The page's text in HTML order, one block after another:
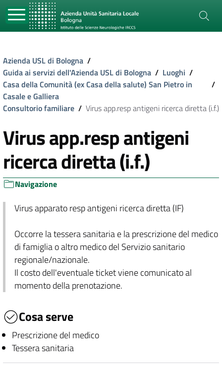
Azienda USL di Bologna /
Guida ai servizi dell'Azienda USL di Bologna / Luoghi /
Casa della Comunità (ex Casa della salute) San Pietro in
Casale e Galliera
/
Consultorio familiare / Virus app.resp antigeni ricerca diretta (i.f.)
Virus app.resp antigeni
ricerca diretta (i.f.)
Navigazione
Virus apparato resp antigeni ricerca diretta (IF)
Occorre la tessera sanitaria e la prescrizione del medico
di famiglia o altro medico del Servizio sanitario
regionale/nazionale.
Il costo dell'eventuale ticket viene comunicato al
momento della prenotazione.
Cosa serve
Prescrizione del medico
Tessera sanitaria